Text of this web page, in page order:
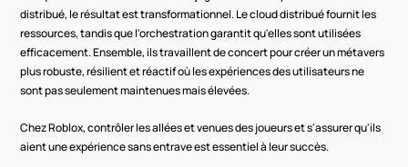
distribué, le résultat est transformationnel. Le cloud distribué fournit les
ressources, tandis que l'orchestration garantit qu'elles sont utilisées
efficacement. Ensemble, ils travaillent de concert pour créer un métavers
plus robuste, résilient et réactif où les expériences des utilisateurs ne
sont pas seulement maintenues mais élevées.
Chez Roblox, contrôler les allées et venues des joueurs et s'assurer qu'ils
aient une expérience sans entrave est essentiel à leur succès.